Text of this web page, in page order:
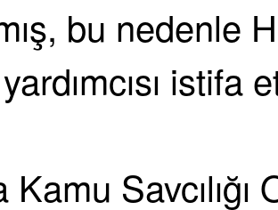
bu nedenle
istifa
Kamu